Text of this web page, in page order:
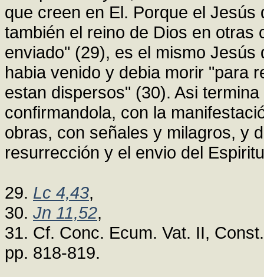
que creen en El. Porque el
también el reino de Dios en
enviado" (29), es el mismo
habia venido y debia morir "para
estan dispersos" (30). Asi
confirmandola, con la
obras, con señales y milagros, y
resurrección y el envio del
29. Lc 4,43,
30. Jn 11,52,
31. Cf. Conc. Ecum. Vat. II,
pp. 818-819.